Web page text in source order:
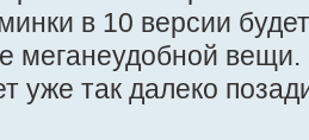
в 10 версии
меганеудобной
уже так далеко